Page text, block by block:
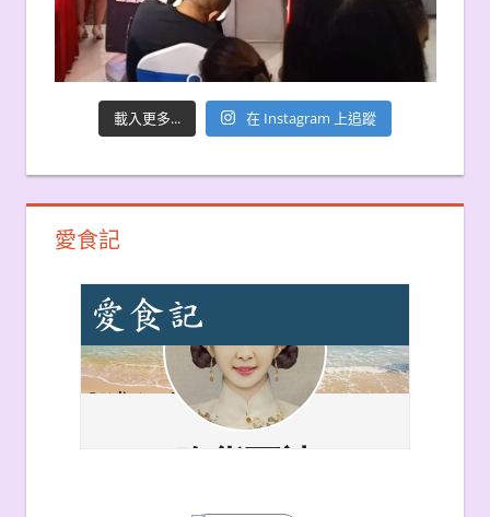
載入更多... 在 Instagram 上追蹤
愛食記